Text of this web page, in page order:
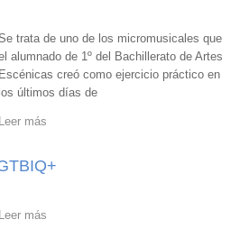
trata de uno de los micromusicales que
alumnado de 1º del Bachillerato de Artes
Escénicas creó como ejercicio práctico en
los últimos días de
Leer más
Leer más